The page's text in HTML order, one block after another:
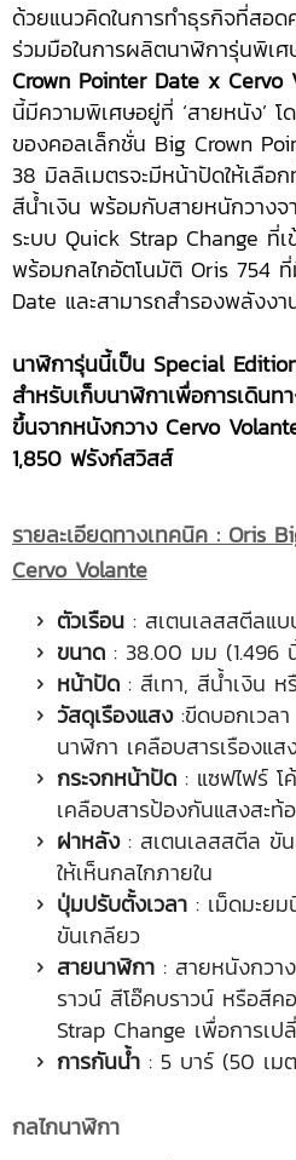
ด้วยแนวคิดในการทำธุรกิจที่สอ
ร่วมมือในการผลิตนาฬิการุ่นพิเศ
Crown Pointer Date x Cervo
นี้มีความพิเศษอยู่ที่ ‘สายหนัง’
ของคอลเล็กชั่น Big Crown
38 มิลลิเมตรจะมีหน้าปัดให้เลือ
สีน้ำเงิน พร้อมกับสายหนักวาง
ระบบ Quick Strap Change ที่
พร้อมกลไกอัตโนมัติ Oris 754
Date และสามารถสำรองพลังงา
นาฬิการุ่นนี้เป็น Special
สำหรับเก็บนาฬิกาเพื่อการเดิน
ขึ้นจากหนังกวาง Cervo
1,850 ฟรังก์สวิสส์
รายละเอียดทางเทคนิค : Oris
Cervo Volante
ตัวเรือน : สเตนเลสสตีลแ
ขนาด : 38.00 มม (1.496
หน้าปัด : สีเทา, สีน้ำเงิน ห
วัสดุเรืองแสง:ขีดบอกเวลา
นาฬิกา เคลือบสารเรืองแ
กระจกหน้าปัด : แซฟไฟร์ โ
เคลือบสารป้องกันแสงสะท้
ฝาหลัง: สเตนเลสสตีล ขัน
ให้เห็นกลไกภายใน
ปุ่มปรับตั้งเวลา : เม็ดมะย
ขันเกลียว
สายนาฬิกา : สายหนังกวา
ราวน์ สีโอ๊คบราวน์ หรือสี
Strap Change เพื่อการเป
การกันน้ำ : 5 บาร์ (50 เม
กลไกนาฬิกา